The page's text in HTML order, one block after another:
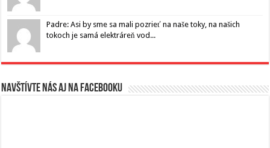
Padre: Asi by sme sa mali pozrieť na naše toky, na našich
tokoch je samá elektráreň vod...
Navštívte nás aj na Facebooku